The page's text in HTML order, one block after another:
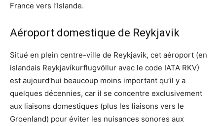
France vers l’Islande.
Aéroport domestique de Reykjavik
Situé en plein centre-ville de Reykjavik, cet aéroport (en
islandais Reykjavíkurflugvöllur avec le code IATA RKV)
est aujourd’hui beaucoup moins important qu’il y a
quelques décennies, car il se concentre exclusivement
aux liaisons domestiques (plus les liaisons vers le
Groenland) pour éviter les nuisances sonores aux